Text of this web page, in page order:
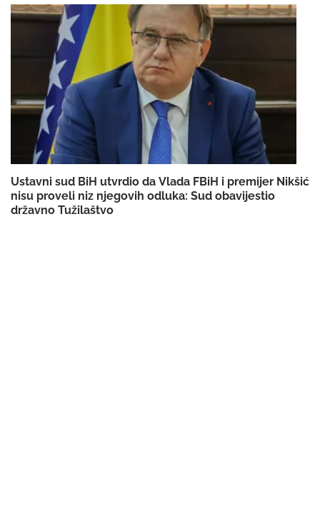
Ustavni sud BiH utvrdio da Vlada FBiH i premijer Nikšić
nisu proveli niz njegovih odluka: Sud obavijestio
državno Tužilaštvo